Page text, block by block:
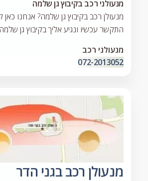
מנעולני רכב בקיבוץ גן שלמה
מנעולן רכב בקיבוץ גן שלמה? אנחנו כאן
התקשר עכשיו ונגיע אליך בקיבוץ גן
מנעולני רכב
072-2013052
מנעולן רכב בגני הדר